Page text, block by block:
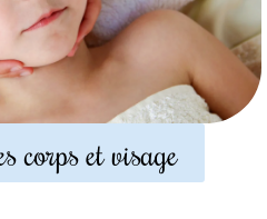
corps et visage